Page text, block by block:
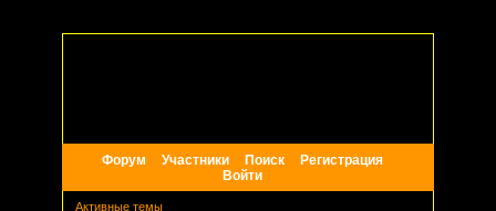
Форум Участники Поиск
Регистрация
Войти
Активные темы